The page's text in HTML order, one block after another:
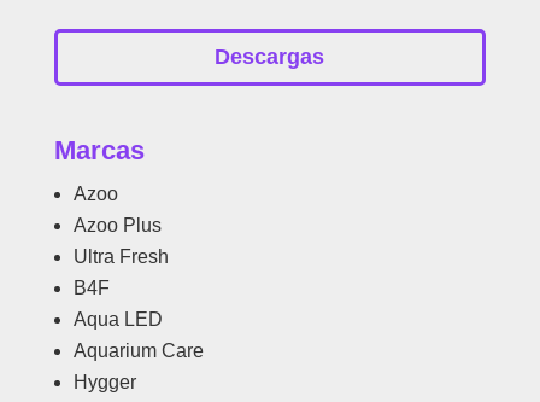
Descargas
Marcas
Azoo
Azoo Plus
Ultra Fresh
B4F
Aqua LED
Aquarium Care
Hygger